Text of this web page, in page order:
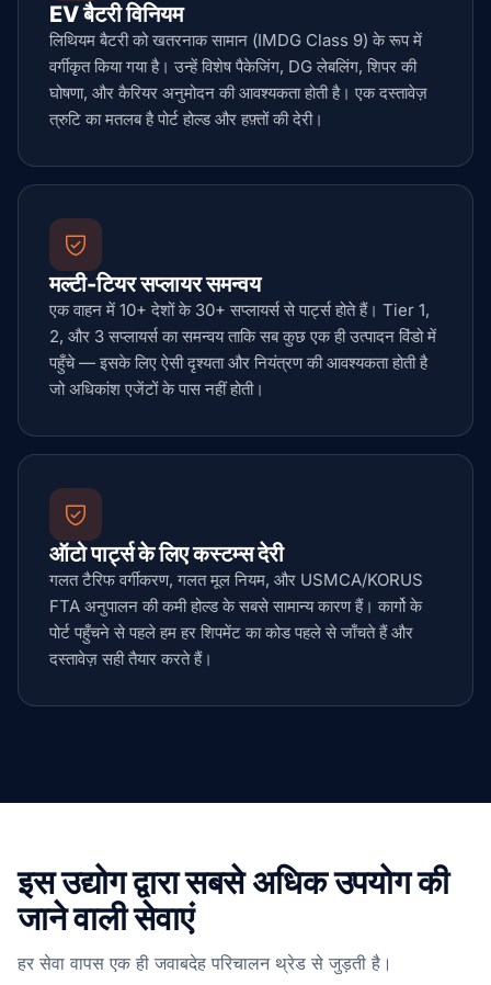
EV बैटरी विनियम
लिथियम बैटरी को खतरनाक सामान (IMDG Class 9) के रूप में
वर्गीकृत किया गया है। उन्हें विशेष पैकेजिंग, DG लेबलिंग, शिपर की
घोषणा, और कैरियर अनुमोदन की आवश्यकता होती है। एक दस्तावेज़
त्रुटि का मतलब है पोर्ट होल्ड और हफ़्तों की देरी।
मल्टी-टियर सप्लायर समन्वय
एक वाहन में 10+ देशों के 30+ सप्लायर्स से पार्ट्स होते हैं। Tier 1,
2, और 3 सप्लायर्स का समन्वय ताकि सब कुछ एक ही उत्पादन विंडो में
पहुँचे — इसके लिए ऐसी दृश्यता और नियंत्रण की आवश्यकता होती है
जो अधिकांश एजेंटों के पास नहीं होती।
ऑटो पार्ट्स के लिए कस्टम्स देरी
गलत टैरिफ वर्गीकरण, गलत मूल नियम, और USMCA/KORUS
FTA अनुपालन की कमी होल्ड के सबसे सामान्य कारण हैं। कार्गो के
पोर्ट पहुँचने से पहले हम हर शिपमेंट का कोड पहले से जाँचते हैं और
दस्तावेज़ सही तैयार करते हैं।
इस उद्योग द्वारा सबसे अधिक उपयोग की
जाने वाली सेवाएं
हर सेवा वापस एक ही जवाबदेह परिचालन थ्रेड से जुड़ती है।